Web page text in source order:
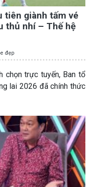
tiên giành tấm vé
thủ nhí – Thế hệ
đẹp
chọn trực tuyến, Ban tổ
lai 2026 đã chính thức